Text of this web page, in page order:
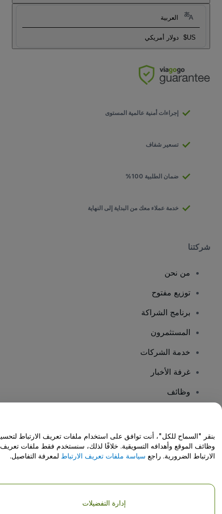
العربية
US$ دولار أمريكي
إجراءات أمنية عالمية المستوى
تسعير شفاف
ضمان الطلبية 100%
خدمة عملاء معك من البداية إلى النهاية
شركتنا
من نحن
توزيع مفتوح
برنامج الشراكة
المستثمرون
خدمة الشركات
غرفة الأخبار
وظائف
مركز المساعدة / اتصل بنا
حقوق النشر © شركة فياجوجو المحدودة 2026
تفاصيل الشركة
بنقر "السماح للكل"، أنت توافق على استخدام ملفات تعريف الارتباط
وظائف الموقع وأهدافه التسويقية. خلافًا لذلك، سنستخدم فقط ملفات تعريف
الارتباط الضرورية. راجع سياسة ملفات تعريف الارتباط لمعرفة التفاصيل.
إدارة التفضيلات